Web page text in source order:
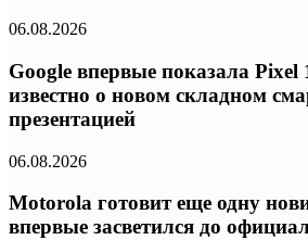
06.08.2026
Google впервые показала Pixel
известно о новом складном
презентацией
06.08.2026
Motorola готовит еще одну
впервые засветился до